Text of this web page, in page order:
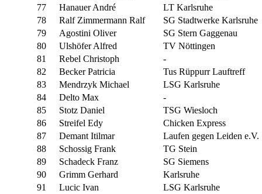
77
Hanauer André
LT Karlsruhe
78
Ralf Zimmermann Ralf
SG Stadtwerke Karlsruhe
79
Agostini Oliver
SG Stern Gaggenau
80
Ulshöfer Alfred
TV Nöttingen
81
Rebel Christoph
-
82
Becker Patricia
Tus Rüppurr Lauftreff
83
Mendrzyk Michael
LSG Karlsruhe
84
Delto Max
-
85
Stotz Daniel
TSG Wiesloch
86
Streifel Edy
Chicken Express
87
Demant Itilmar
Laufen gegen Leiden e.V.
88
Schossig Frank
TG Stein
89
Schadeck Franz
SG Siemens
90
Grimm Gerhard
Karlsruhe
91
Lucic Ivan
LSG Karlsruhe